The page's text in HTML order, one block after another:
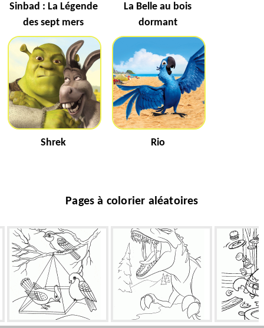
Sinbad : La Légende
des sept mers
La Belle au bois
dormant
Shrek Rio
Pages à colorier aléatoires
Oiseaux à une mangeoire Rugissement de Dinosaur Patron